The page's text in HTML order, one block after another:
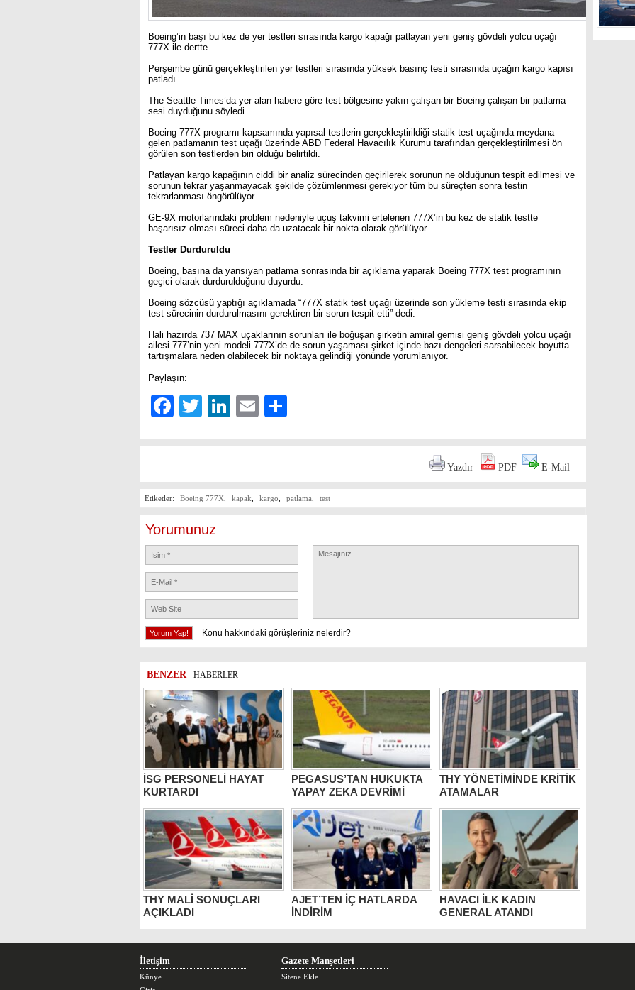
Boeing’in başı bu kez de yer testleri sırasında kargo kapağı patlayan yeni geniş gövdeli yolcu uçağı
777X ile dertte.
Perşembe günü gerçekleştirilen yer testleri sırasında yüksek basınç testi sırasında uçağın kargo kapısı
patladı.
The Seattle Times’da yer alan habere göre test bölgesine yakın çalışan bir Boeing çalışan bir patlama
sesi duyduğunu söyledi.
Boeing 777X programı kapsamında yapısal testlerin gerçekleştirildiği statik test uçağında meydana
gelen patlamanın test uçağı üzerinde ABD Federal Havacılık Kurumu tarafından gerçekleştirilmesi ön
görülen son testlerden biri olduğu belirtildi.
Patlayan kargo kapağının ciddi bir analiz sürecinden geçirilerek sorunun ne olduğunun tespit edilmesi ve
sorunun tekrar yaşanmayacak şekilde çözümlenmesi gerekiyor tüm bu süreçten sonra testin
tekrarlanması öngörülüyor.
GE-9X motorlarındaki problem nedeniyle uçuş takvimi ertelenen 777X’in bu kez de statik testte
başarısız olması süreci daha da uzatacak bir nokta olarak görülüyor.
Testler Durduruldu
Boeing, basına da yansıyan patlama sonrasında bir açıklama yaparak Boeing 777X test programının
geçici olarak durdurulduğunu duyurdu.
Boeing sözcüsü yaptığı açıklamada “777X statik test uçağı üzerinde son yükleme testi sırasında ekip
test sürecinin durdurulmasını gerektiren bir sorun tespit etti” dedi.
Hali hazırda 737 MAX uçaklarının sorunları ile boğuşan şirketin amiral gemisi geniş gövdeli yolcu uçağı
ailesi 777’nin yeni modeli 777X’de de sorun yaşaması şirket içinde bazı dengeleri sarsabilecek boyutta
tartışmalara neden olabilecek bir noktaya gelindiği yönünde yorumlanıyor.
Paylaşın:
Facebook
TwitterLinkedIn
Email
Yazdır PDF E-Mail
Etiketler: Boeing 777X kapak kargo patlama test
Yorumunuz
Konu hakkındaki görüşleriniz nelerdir?
BENZER HABERLER
İSG PERSONELİ HAYAT
KURTARDI
PEGASUS’TAN HUKUKTA
YAPAY ZEKA DEVRİMİ
THY YÖNETİMİNDE KRİTİK
ATAMALAR
THY MALİ SONUÇLARI
AÇIKLADI
AJET’TEN İÇ HATLARDA
İNDİRİM
HAVACI İLK KADIN
GENERAL ATANDI
İletişim
Künye
Gazete Manşetleri
Sitene Ekle